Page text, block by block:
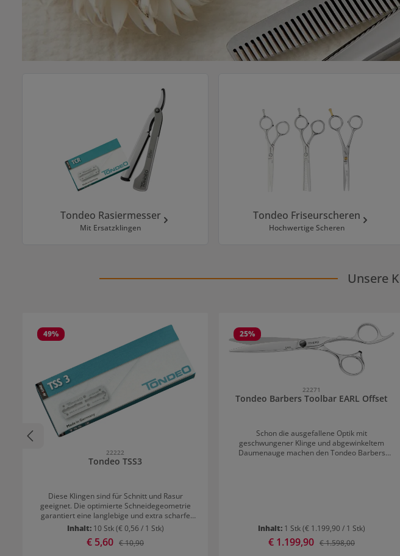
Tondeo Rasiermesser
Mit Ersatzklingen
Tondeo Friseurscheren
Hochwertige Scheren
Unsere
49%
22222
Tondeo TSS3
Diese Klingen sind für Schnitt und Rasur
geeignet. Die optimierte Schneidegeometrie
garantiert eine langlebige und extra scharfe
Klinge. Die Klingen wurden aus rostfreiem Stahl
gefertigt. Eine 3-fach Veredelung sorgt für
Langlebigkeit und Präzision. Die Klingen sind
Inhalt: 10 Stk(€ 0,56 / 1 Stk)
Verkaufspreis:
€ 5,60 Regulärer Preis:
€ 10,90
25%
22271
Tondeo Barbers Toolbar EARL Offset
Schon die ausgefallene Optik mit
geschwungener Klinge und abgewinkeltem
Daumenauge machen den Tondeo Barbers
Hohlschliff für ein sensationell butterweiches
Schneidegefühl, das dank des Vanadiumstahls
besonders lange anhält. Das abgewinkelte
Inhalt: 1 Stk(€ 1.199,90 / 1 Stk)
Verkaufspreis:
€ 1.199,90 Regulärer Preis:
€ 1.598,00